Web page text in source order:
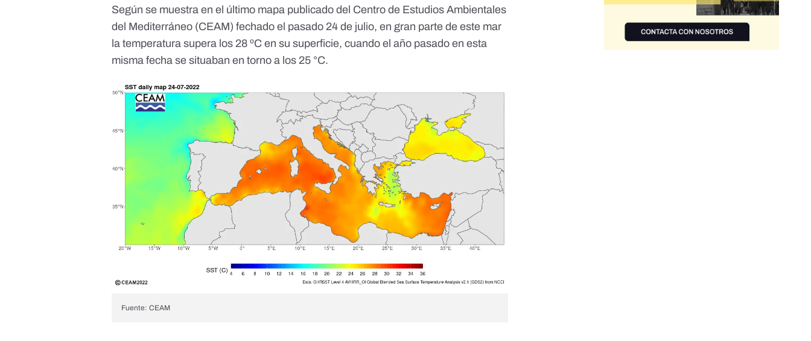
Según se muestra en el último mapa publicado del Centro de Estudios Ambientales
del Mediterráneo (CEAM) fechado el pasado 24 de julio, en gran parte de este mar
la temperatura supera los 28 ºC en su superficie, cuando el año pasado en esta
misma fechase situaban en torno a los 25 °C.
Fuente: CEAM